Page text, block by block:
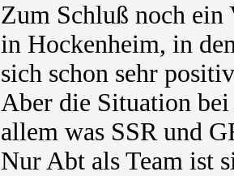
Zum Schluß noch ein
in Hockenheim, in
sich schon sehr
Aber die Situation
allem was SSR und
Nur Abt als Team ist